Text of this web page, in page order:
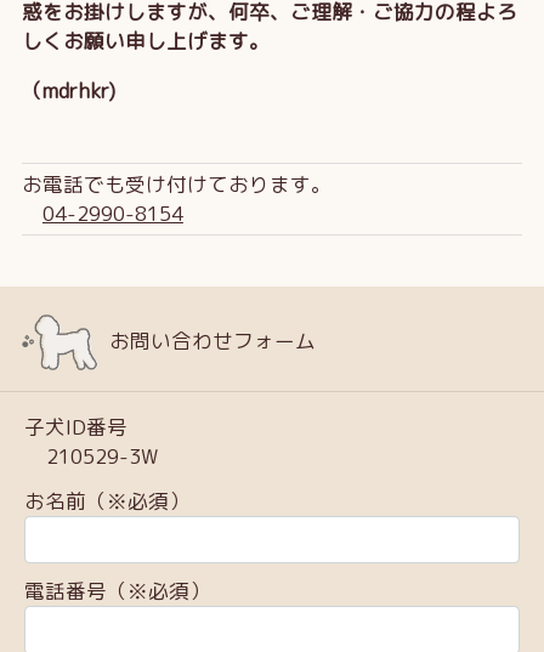
惑をお掛けしますが、何卒、ご理解・ご協力の程よろ
しくお願い申し上げます。
（mdrhkr)
お電話でも受け付けております。
04-2990-8154
お問い合わせフォーム
子犬ID番号
210529-3W
お名前（※必須）
電話番号（※必須）